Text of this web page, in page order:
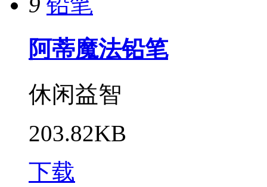
阿蒂魔法铅笔
休闲益智
203.82KB
下载